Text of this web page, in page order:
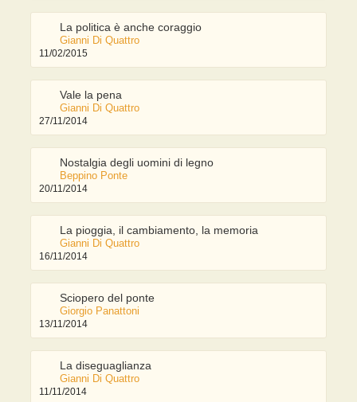
La politica è anche coraggio
Gianni Di Quattro
11/02/2015
Vale la pena
Gianni Di Quattro
27/11/2014
Nostalgia degli uomini di legno
Beppino Ponte
20/11/2014
La pioggia, il cambiamento, la memoria
Gianni Di Quattro
16/11/2014
Sciopero del ponte
Giorgio Panattoni
13/11/2014
La diseguaglianza
Gianni Di Quattro
11/11/2014